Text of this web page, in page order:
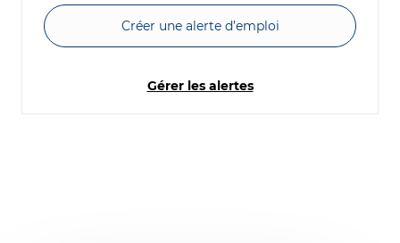
Créer une alerte d’emploi
Gérer les alertes